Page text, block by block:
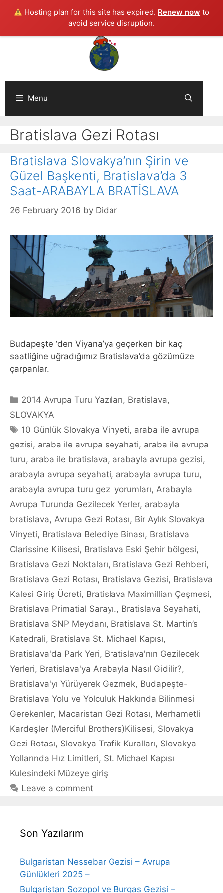
Hosting plan for this site has expired. Renew now to
avoid service disruption.
Menu
Bratislava Gezi Rotası
Bratislava Slovakya’nın Şirin ve
Güzel Başkenti, Bratislava’da 3
Saat-ARABAYLA BRATİSLAVA
26 February 2016 by Didar
Budapeşte ‘den Viyana’ya geçerken bir kaç
saatliğine uğradığımız Bratislava’da gözümüze
çarpanlar.
Categories
2014 Avrupa Turu Yazıları, Bratislava,
SLOVAKYA
Tags
10 Günlük Slovakya Vinyeti, araba ile avrupa
gezisi, araba ile avrupa seyahati, araba ile avrupa
turu, araba ile bratislava, arabayla avrupa gezisi,
arabayla avrupa seyahati, arabayla avrupa turu,
arabayla avrupa turu gezi yorumları, Arabayla
Avrupa Turunda Gezilecek Yerler, arabayla
bratislava, Avrupa Gezi Rotası, Bir Aylık Slovakya
Vinyeti, Bratislava Belediye Binası, Bratislava
Clarissine Kilisesi, Bratislava Eski Şehir bölgesi,
Bratislava Gezi Noktaları, Bratislava Gezi Rehberi,
Bratislava Gezi Rotası, Bratislava Gezisi, Bratislava
Kalesi Giriş Ücreti, Bratislava Maximillian Çeşmesi,
Bratislava Primatial Sarayı., Bratislava Seyahati,
Bratislava SNP Meydanı, Bratislava St. Martin’s
Katedrali, Bratislava St. Michael Kapısı,
Bratislava'da Park Yeri, Bratislava'nın Gezilecek
Yerleri, Bratislava'ya Arabayla Nasıl Gidilir?,
Bratislava'yı Yürüyerek Gezmek, Budapeşte-
Bratislava Yolu ve Yolculuk Hakkında Bilinmesi
Gerekenler, Macaristan Gezi Rotası, Merhametli
Kardeşler (Merciful Brothers)Kilisesi, Slovakya
Gezi Rotası, Slovakya Trafik Kuralları, Slovakya
Yollarında Hız Limitleri, St. Michael Kapısı
Kulesindeki Müzeye giriş
Leave a comment
Son Yazılarım
Bulgaristan Nessebar Gezisi – Avrupa
Günlükleri 2025 –
Bulgaristan Sozopol ve Burgas Gezisi –